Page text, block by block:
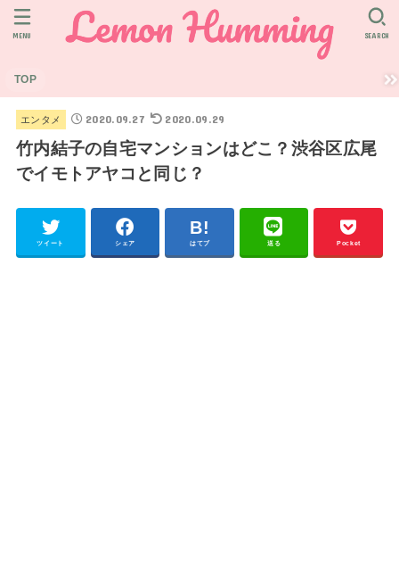
TOP
SEARCH
MENU
エンタメ 2020.09.27 2020.09.29
竹内結子の自宅マンションはどこ？渋谷区広尾
でイモトアヤコと同じ？
ツイート シェア はてブ 送る Pocket